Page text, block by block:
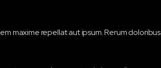
maxime repellat aut ipsum. Rerum doloribus